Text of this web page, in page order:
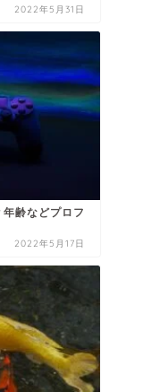
2022年5月31日
齢などプロフ
2022年5月17日